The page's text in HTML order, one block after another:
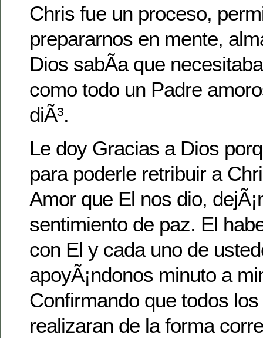
Chris fue un proceso,
prepararnos en mente,
Dios sabÃ­a que
como todo un Padre
diÃ³.
Le doy Gracias a Dios
para poderle retribuir a
Amor que El nos dio,
sentimiento de paz. El
con El y cada uno de
apoyÃ¡ndonos minuto a
Confirmando que todos
realizaran de la forma